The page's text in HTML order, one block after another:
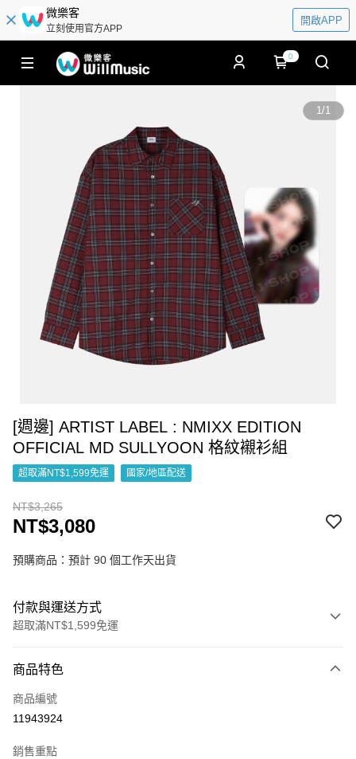
微樂客
立刻使用官方APP
開啟APP
0
1/1
[週邊] ARTIST LABEL : NMIXX EDITION
OFFICIAL MD SULLYOON 格紋襯衫組
超取滿NT$1,599免運 國家/地區配送
NT$3,265
NT$3,080
預購商品：預計 90 個工作天出貨
付款與運送方式
超取滿NT$1,599免運
信用卡一次付款
超商取貨付款
商品特色
商品編號
11943924
銷售重點